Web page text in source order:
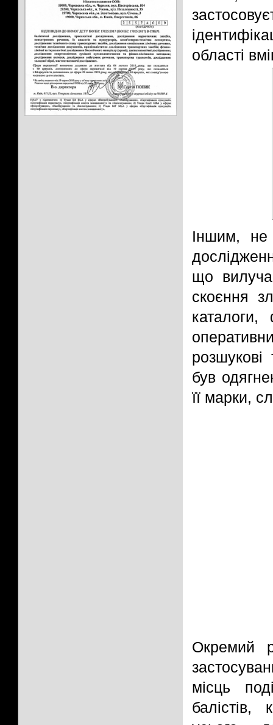
області
Іншим,
що
скоєння
каталоги,
був
її марки,
Окремий
місць